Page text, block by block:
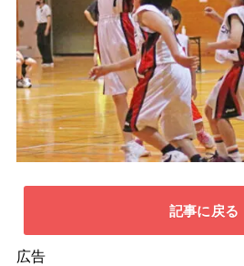
記事に戻る
広告